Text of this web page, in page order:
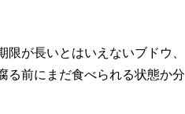
が長いとはいえないブドウ、
る前にまだ食べられる状態か分